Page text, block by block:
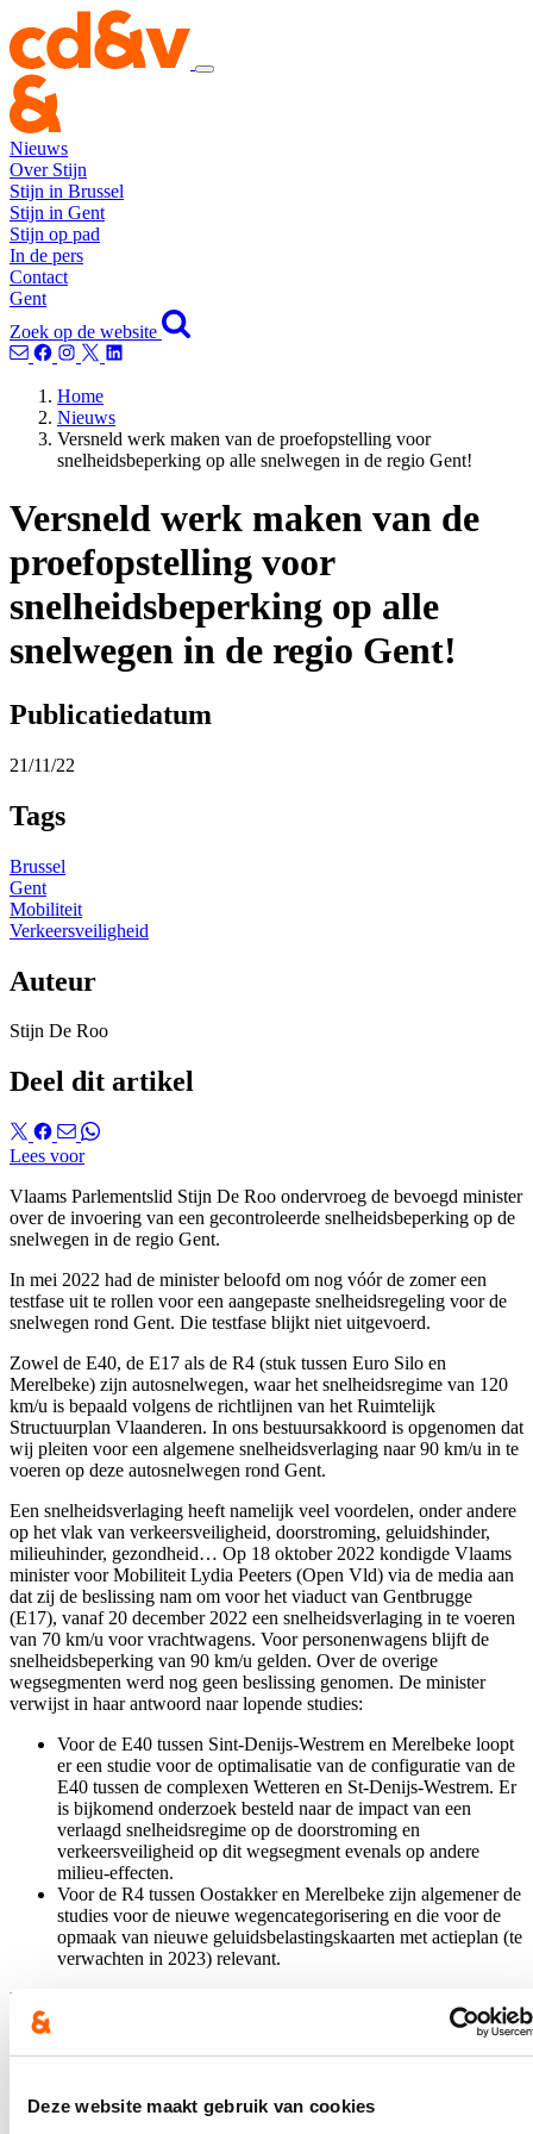
Deze website maakt gebruik van cookies
Nieuws
Over Stijn
Stijn in Brussel
Stijn in Gent
Stijn op pad
In de pers
Contact
Gent
Zoek op de website
Home
Nieuws
Versneld werk maken van de proefopstelling voor
snelheidsbeperking op alle snelwegen in de regio Gent!
Versneld werk maken van de
proefopstelling voor
snelheidsbeperking op alle
snelwegen in de regio Gent!
Publicatiedatum
21/11/22
Tags
Brussel
Gent
Mobiliteit
Verkeersveiligheid
Auteur
Stijn De Roo
Deel dit artikel
Lees voor
Vlaams Parlementslid Stijn De Roo ondervroeg de bevoegd minister
over de invoering van een gecontroleerde snelheidsbeperking op de
snelwegen in de regio Gent.
In mei 2022 had de minister beloofd om nog vóór de zomer een
testfase uit te rollen voor een aangepaste snelheidsregeling voor de
snelwegen rond Gent. Die testfase blijkt niet uitgevoerd.
Zowel de E40, de E17 als de R4 (stuk tussen Euro Silo en
Merelbeke) zijn autosnelwegen, waar het snelheidsregime van 120
km/u is bepaald volgens de richtlijnen van het Ruimtelijk
Structuurplan Vlaanderen. In ons bestuursakkoord is opgenomen dat
wij pleiten voor een algemene snelheidsverlaging naar 90 km/u in te
voeren op deze autosnelwegen rond Gent.
Een snelheidsverlaging heeft namelijk veel voordelen, onder andere
op het vlak van verkeersveiligheid, doorstroming, geluidshinder,
milieuhinder, gezondheid… Op 18 oktober 2022 kondigde Vlaams
minister voor Mobiliteit Lydia Peeters (Open Vld) via de media aan
dat zij de beslissing nam om voor het viaduct van Gentbrugge
(E17), vanaf 20 december 2022 een snelheidsverlaging in te voeren
van 70 km/u voor vrachtwagens. Voor personenwagens blijft de
snelheidsbeperking van 90 km/u gelden. Over de overige
wegsegmenten werd nog geen beslissing genomen. De minister
verwijst in haar antwoord naar lopende studies:
Voor de E40 tussen Sint-Denijs-Westrem en Merelbeke loopt
er een studie voor de optimalisatie van de configuratie van de
E40 tussen de complexen Wetteren en St-Denijs-Westrem. Er
is bijkomend onderzoek besteld naar de impact van een
verlaagd snelheidsregime op de doorstroming en
verkeersveiligheid op dit wegsegment evenals op andere
milieu-effecten.
Voor de R4 tussen Oostakker en Merelbeke zijn algemener de
studies voor de nieuwe wegencategorisering en die voor de
opmaak van nieuwe geluidsbelastingskaarten met actieplan (te
verwachten in 2023) relevant.
De minister stelt: “Elk wegsegment wordt apart onderzocht omdat
het onderzoek gericht en concreet uitgevoerd moet worden in
functie van de bevolkingsdichtheid, de ligging van de woningen
t.o.v. de autosnelweg … Ik wens in ieder geval eerst de drie eerder
beslissing te nemen.”